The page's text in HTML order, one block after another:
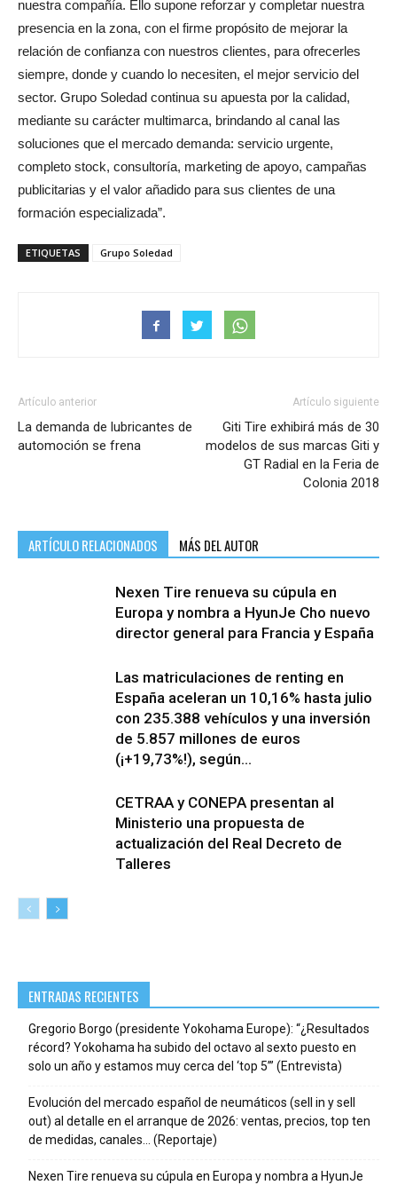
nuestra compañía. Ello supone reforzar y completar nuestra
presencia en la zona, con el firme propósito de mejorar la
relación de confianza con nuestros clientes, para ofrecerles
siempre, donde y cuando lo necesiten, el mejor servicio del
sector. Grupo Soledad continua su apuesta por la calidad,
mediante su carácter multimarca, brindando al canal las
soluciones que el mercado demanda: servicio urgente,
completo stock, consultoría, marketing de apoyo, campañas
publicitarias y el valor añadido para sus clientes de una
formación especializada”.
ETIQUETAS Grupo Soledad
Artículo anterior
La demanda de lubricantes de
automoción se frena
Artículo siguiente
Giti Tire exhibirá más de 30
modelos de sus marcas Giti y
GT Radial en la Feria de
Colonia 2018
ARTÍCULO RELACIONADOS MÁS DEL AUTOR
Nexen Tire renueva su cúpula en
Europa y nombra a HyunJe Cho nuevo
director general para Francia y España
Las matriculaciones de renting en
España aceleran un 10,16% hasta julio
con 235.388 vehículos y una inversión
de 5.857 millones de euros
(¡+19,73%!), según...
CETRAA y CONEPA presentan al
Ministerio una propuesta de
actualización del Real Decreto de
Talleres
ENTRADAS RECIENTES
Gregorio Borgo (presidente Yokohama Europe): “¿Resultados
récord? Yokohama ha subido del octavo al sexto puesto en
solo un año y estamos muy cerca del ‘top 5’” (Entrevista)
Evolución del mercado español de neumáticos (sell in y sell
out) al detalle en el arranque de 2026: ventas, precios, top ten
de medidas, canales… (Reportaje)
Nexen Tire renueva su cúpula en Europa y nombra a HyunJe